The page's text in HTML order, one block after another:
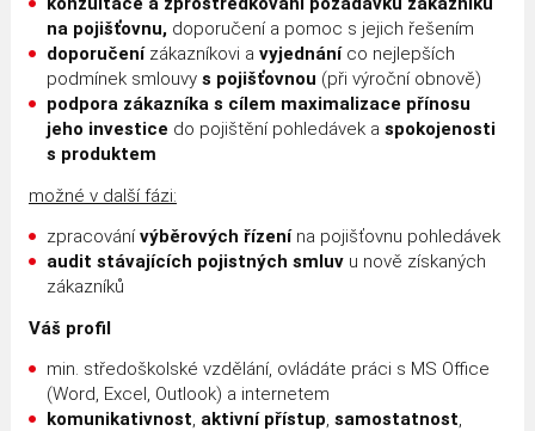
na pojišťovnu, doporučení a pomoc s jejich řešením
doporučenízákazníkovi a vyjednáníco nejlepších
podmínek smlouvy s pojišťovnou (při výroční obnově)
podpora zákazníka s cílem maximalizace přínosu
jeho investice do pojištění pohledávek a spokojenosti
s produktem
možné v další fázi:
zpracovánívýběrových řízenína pojišťovnu pohledávek
audit stávajících pojistných smluvu nově získaných
zákazníků
Váš profil
min. středoškolské vzdělání, ovládáte práci s MS Office
(Word, Excel, Outlook) a internetem
komunikativnost aktivní přístup samostatnost